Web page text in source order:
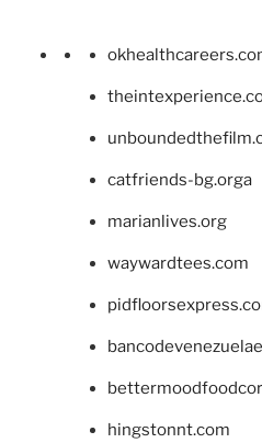
catfriends-bg.orga
marianlives.org
waywardtees.com
hingstonnt.com